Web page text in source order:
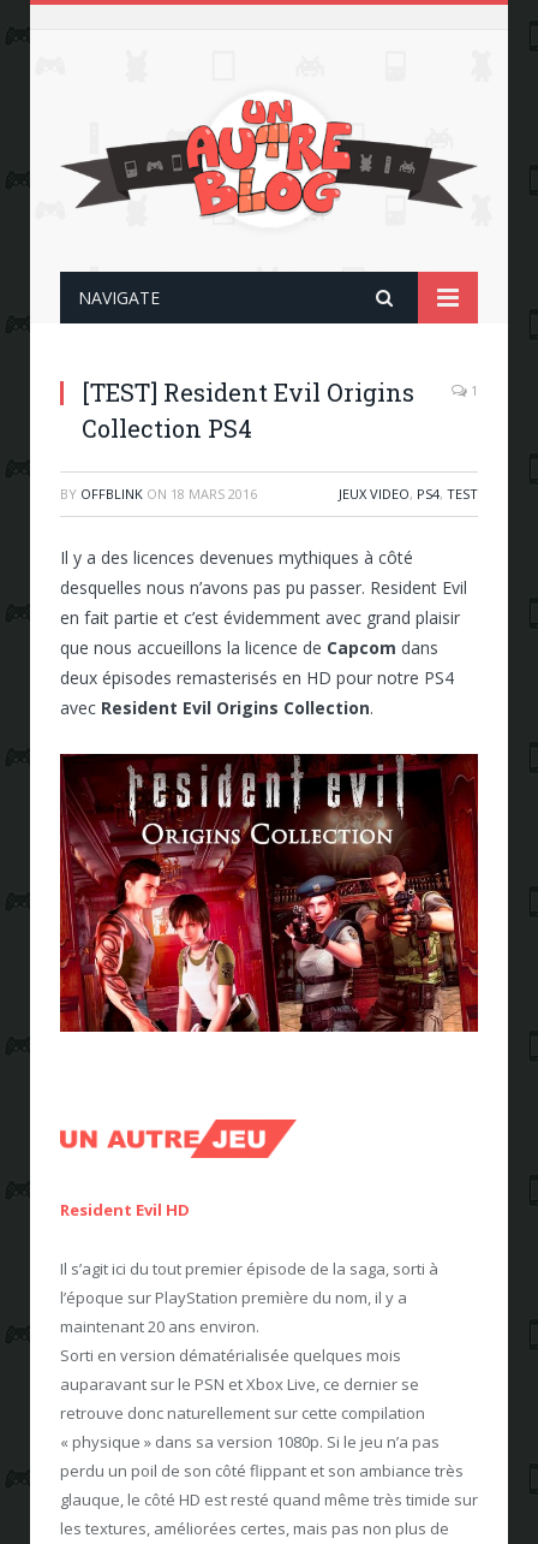
NAVIGATE
[TEST] Resident Evil Origins
Collection PS4
1
BY OFFBLINK ON 18 MARS 2016 JEUX VIDEO, PS4, TEST
Il y a des licences devenues mythiques à côté
desquelles nous n’avons pas pu passer. Resident Evil
en fait partie et c’est évidemment avec grand plaisir
que nous accueillons la licence de Capcom dans
deux épisodes remasterisés en HD pour notre PS4
avec Resident Evil Origins Collection.
Resident Evil HD
Il s’agit ici du tout premier épisode de la saga, sorti à
l’époque sur PlayStation première du nom, il y a
maintenant 20 ans environ.
Sorti en version dématérialisée quelques mois
auparavant sur le PSN et Xbox Live, ce dernier se
retrouve donc naturellement sur cette compilation
« physique » dans sa version 1080p. Si le jeu n’a pas
perdu un poil de son côté flippant et son ambiance très
glauque, le côté HD est resté quand même très timide sur
les textures, améliorées certes, mais pas non plus de